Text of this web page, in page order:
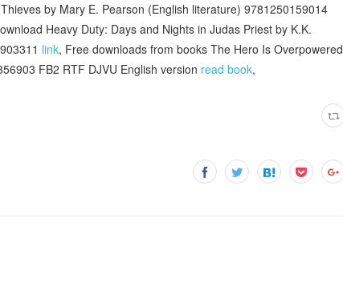
by Mary E. Pearson (English literature) 9781250159014
Heavy Duty: Days and Nights in Judas Priest by K.K.
link, Free downloads from books The Hero Is Overpowered
FB2 RTF DJVU English version read book,